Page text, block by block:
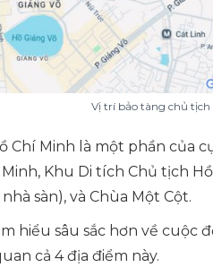
Vị trí bảo tàng chủ tịch
Chí Minh là một phần của
Khu Di tích Chủ tịch
sàn), và Chùa Một Cột.
hiểu sâu sắc hơn về cuộc
cả 4 địa điểm này.